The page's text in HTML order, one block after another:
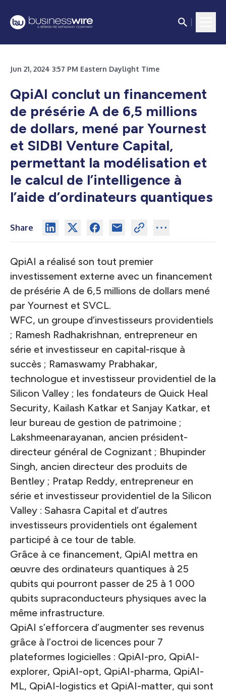
Jun 21, 2024 3:57 PM Eastern Daylight Time
QpiAI conclut un financement
de présérie A de 6,5 millions
de dollars, mené par Yournest
et SIDBI Venture Capital,
permettant la modélisation et
le calcul de l’intelligence à
l’aide d’ordinateurs quantiques
Share
QpiAI a réalisé son tout premier
investissement externe avec un financement
de présérie A de 6,5 millions de dollars mené
par Yournest et SVCL.
WFC, un groupe d’investisseurs providentiels
; Ramesh Radhakrishnan, entrepreneur en
série et investisseur en capital-risque à
succès ; Ramaswamy Prabhakar,
technologue et investisseur providentiel de la
Silicon Valley ; les fondateurs de Quick Heal
Security, Kailash Katkar et Sanjay Katkar, et
leur bureau de gestion de patrimoine ;
Lakshmeenarayanan, ancien président-
directeur général de Cognizant ; Bhupinder
Singh, ancien directeur des produits de
Bentley ; Pratap Reddy, entrepreneur en
série et investisseur providentiel de la Silicon
Valley : Sahasra Capital et d’autres
investisseurs providentiels ont également
participé à ce tour de table.
Grâce à ce financement, QpiAI mettra en
œuvre des ordinateurs quantiques à 25
qubits qui pourront passer de 25 à 1 000
qubits supraconducteurs physiques avec la
même infrastructure.
QpiAI s’efforcera d’augmenter ses revenus
grâce à l’octroi de licences pour 7
plateformes logicielles : QpiAI-pro, QpiAI-
explorer, QpiAI-opt, QpiAI-pharma, QpiAI-
ML, QpiAI-logistics et QpiAI-matter, qui sont